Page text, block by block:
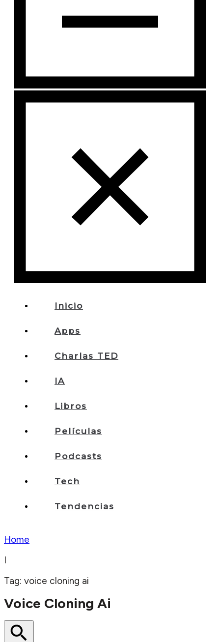
Inicio
Apps
Charlas TED
IA
Libros
Películas
Podcasts
Tech
Tendencias
Home
I
Tag: voice cloning ai
Voice Cloning Ai